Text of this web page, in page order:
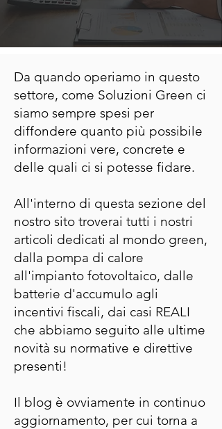
Da quando operiamo in questo
settore, come Soluzioni Green ci
siamo sempre spesi per
diffondere quanto più possibile
informazioni vere, concrete e
delle quali ci si potesse fidare.
All'interno di questa sezione del
nostro sito troverai tutti i nostri
articoli dedicati al mondo green,
dalla pompa di calore
all'impianto fotovoltaico, dalle
batterie d'accumulo agli
incentivi fiscali, dai casi REALI
che abbiamo seguito alle ultime
novità su normative e direttive
presenti!
Il blog è ovviamente in continuo
aggiornamento, per cui torna a